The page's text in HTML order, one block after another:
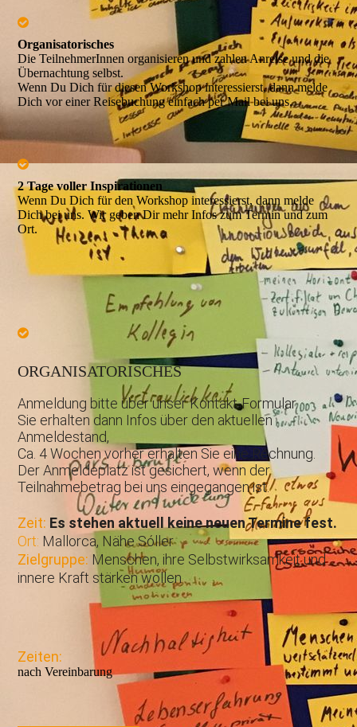
Organisatorisches
Die TeilnehmerInnen organisieren und zahlen Anreise und die
Übernachtung selbst.
Wenn Du Dich für diesen Workshop interessierst, dann melde
Dich vor einer Reisebuchung einfach per Mail bei uns.
2 Tage voller Inspirationen
Wenn Du Dich für den Workshop interessierst, dann melde
Dich bei uns. Wir geben Dir mehr Infos zum Termin und zum
Ort.
ORGANISATORISCHES
Anmeldung bitte über unser Kontakt-Formular.
Sie erhalten dann Infos über den aktuellen
Anmeldestand,
Ca. 4 Wochen vorher erhalten Sie eine Rechnung.
Der Anmeldeplatz ist gesichert, wenn der
Teilnahmebetrag bei uns eingegangen ist.
Zeit: Es stehen aktuell keine neuen Termine fest.
Ort: Mallorca, Nähe Sóller
Zielgruppe: Menschen, ihre Selbstwirksamkeit und
innere Kraft stärken wollen
Zeiten:
nach Vereinbarung